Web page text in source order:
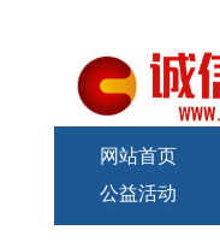
网站首页
公益活动